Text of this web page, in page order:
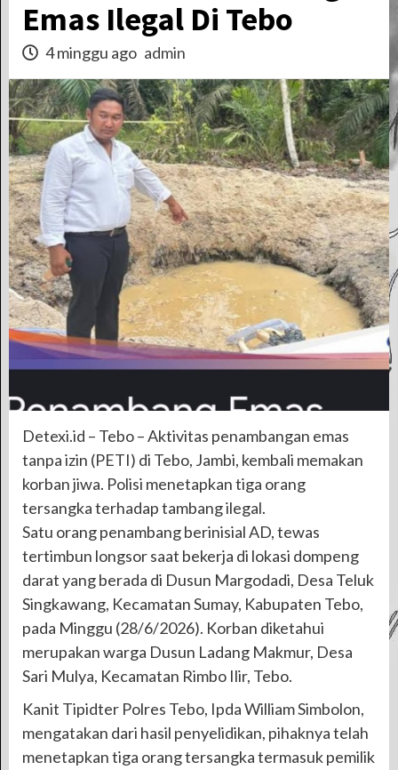
Emas Ilegal Di Tebo
4 minggu ago admin
Detexi.id – Tebo – Aktivitas penambangan emas
tanpa izin (PETI) di Tebo, Jambi, kembali memakan
korban jiwa. Polisi menetapkan tiga orang
tersangka terhadap tambang ilegal.
Satu orang penambang berinisial AD, tewas
tertimbun longsor saat bekerja di lokasi dompeng
darat yang berada di Dusun Margodadi, Desa Teluk
Singkawang, Kecamatan Sumay, Kabupaten Tebo,
pada Minggu (28/6/2026). Korban diketahui
merupakan warga Dusun Ladang Makmur, Desa
Sari Mulya, Kecamatan Rimbo Ilir, Tebo.
Kanit Tipidter Polres Tebo, Ipda William Simbolon,
mengatakan dari hasil penyelidikan, pihaknya telah
menetapkan tiga orang tersangka termasuk pemilik